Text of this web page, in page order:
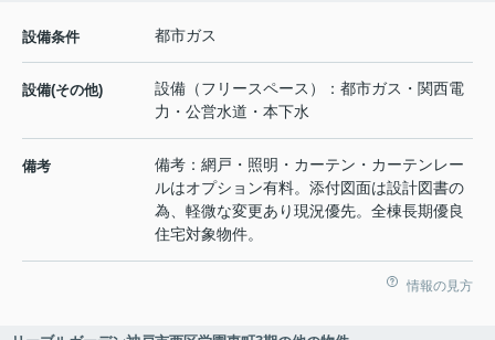
設備条件 都市ガス
設備(その他)
設備（フリースペース）：都市ガス・関西電
力・公営水道・本下水
備考
備考：網戸・照明・カーテン・カーテンレー
ルはオプション有料。添付図面は設計図書の
為、軽微な変更あり現況優先。全棟長期優良
住宅対象物件。
情報の見方